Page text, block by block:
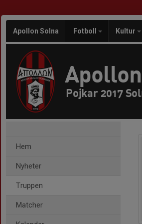
Apollon Solna Fotboll Kultur
Pojkar 2017
Hem
Nyheter
Truppen
Matcher